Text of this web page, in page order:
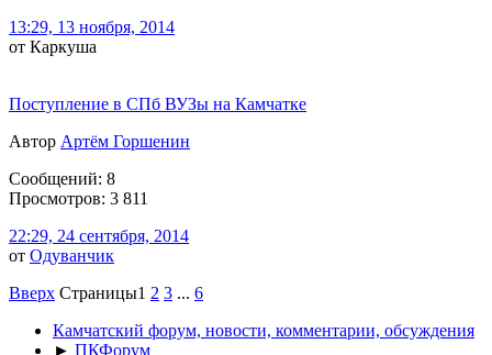
13:29, 13 ноября, 2014
от Каркуша
Поступление в СПб ВУЗы на Камчатке
Автор Артём Горшенин
Сообщений: 8
Просмотров: 3 811
22:29, 24 сентября, 2014
от Одуванчик
Вверх Страницы1 2 3 ... 6
Камчатский форум, новости, комментарии, обсуждения
► ПКФорум